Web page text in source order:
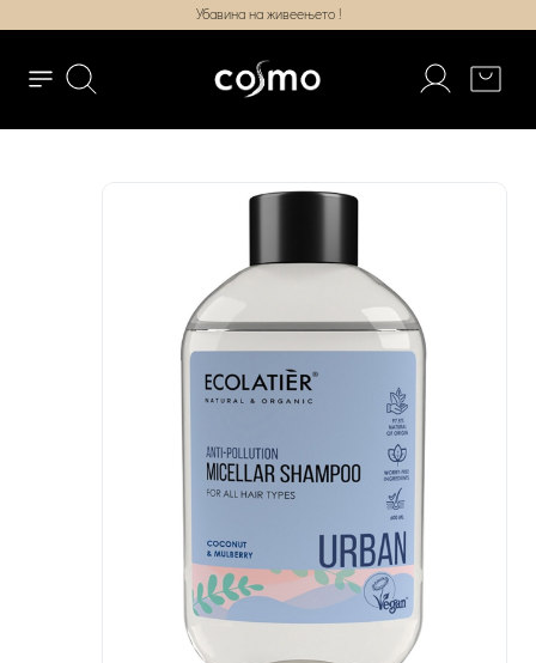
Убавина на живеењето !